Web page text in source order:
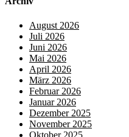
August 2026
Juli 2026
Juni 2026
Mai 2026
April 2026
März 2026
Februar 2026
Januar 2026
Dezember 2025
November 2025
Oktober 2025